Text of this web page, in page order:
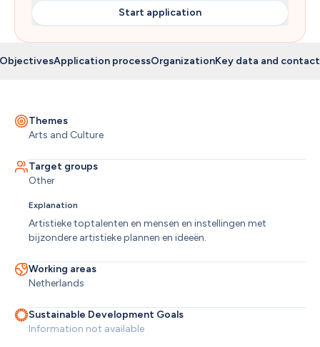
Start application
ObjectivesApplication processOrganizationKey data and contact
Themes
Arts and Culture
Target groups
Other
Explanation
Artistieke toptalenten en mensen en instellingen met
bijzondere artistieke plannen en ideeën.
Working areas
Netherlands
Sustainable Development Goals
Information not available